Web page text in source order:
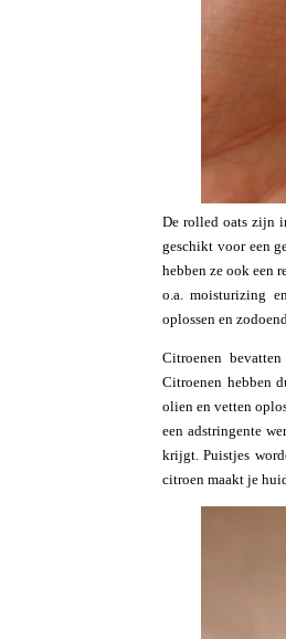
De rolled oats zijn
geschikt voor een
hebben ze ook een
o.a. moisturizing
oplossen en
Citroenen
Citroenen hebben
olien en vetten
een adstringente
krijgt. Puistjes
citroen maakt je